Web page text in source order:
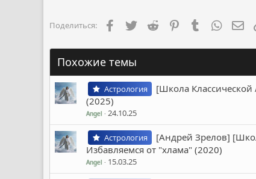
Поделиться: FacebookTwitter Reddit PinterestTumblr
Похожие темы
Астрология
[Школа
(2025)
Angel 24.10.25
Астрология
[Андрей Зрелов]
Избавляемся от "хлама" (2020)
Angel 15.03.25